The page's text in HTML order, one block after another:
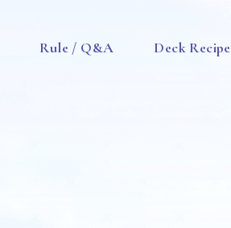
Rule / Q&A Deck Recipe